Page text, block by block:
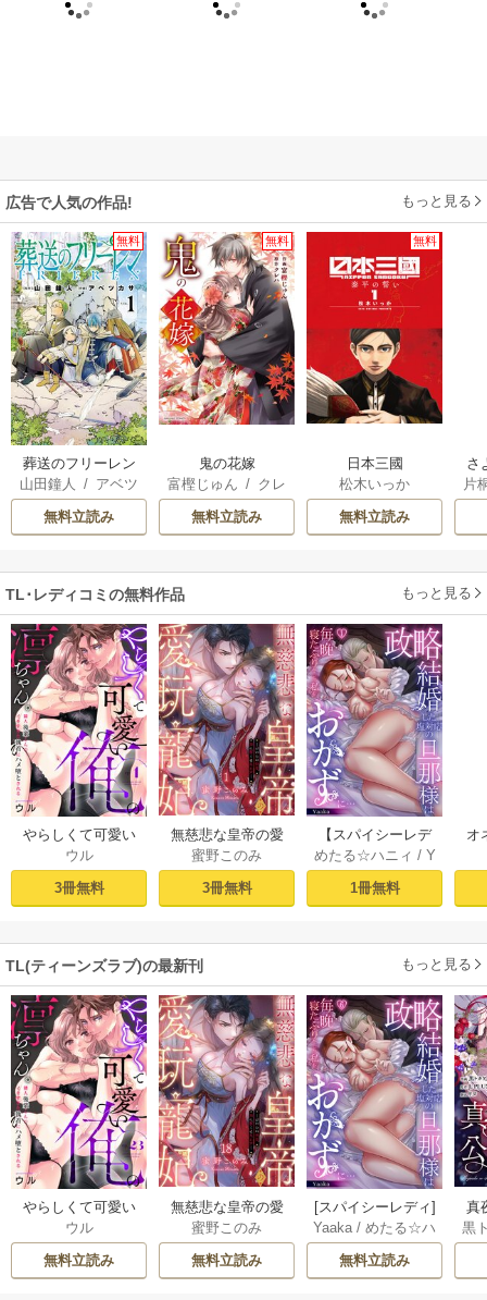
広告で人気の作品! もっと見る
無料
葬送のフリーレン
山田鐘人
/ アベツ
カサ
無料立読み
無料
鬼の花嫁
富樫じゅん / クレ
ハ
無料立読み
無料
日本三國
松木いっか
無料立読み
さ
冷
片
TL･レディコミの無料作品 もっと見る
やらしくて可愛い
俺の凛ちゃん。～
隣人後輩くんのイ
キすぎた執着にハ
ウル
3冊無料
無慈悲な皇帝の愛
玩寵妃―おわらぬ
快楽、閨に響くは
乱れ声― 1巻
蜜野このみ
3冊無料
【スパイシーレデ
ィ】政略結婚した
塩対応の旦那様は
毎晩寝たふりをし
(1)
めたる☆ハニィ / Y
aaka
1冊無料
オ
TL(ティーンズラブ)の最新刊 もっと見る
やらしくて可愛い
俺の凛ちゃん。～
隣人後輩くんのイ
キすぎた執着にハ
ウル
無料立読み
無慈悲な皇帝の愛
玩寵妃―おわらぬ
快楽、閨に響くは
乱れ声― 18巻
蜜野このみ
無料立読み
[スパイシーレディ]
政略結婚した塩対
応の旦那様は毎晩
寝たふりをした私
Yaaka /めたる☆ハ
ニィ
無料立読み
真
は
黒